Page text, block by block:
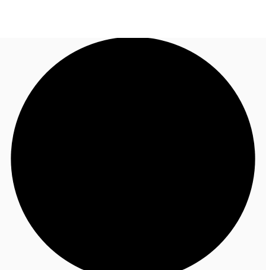
พื้นที่สำนักงาน
เฟล็กสเปซ
+6626246471